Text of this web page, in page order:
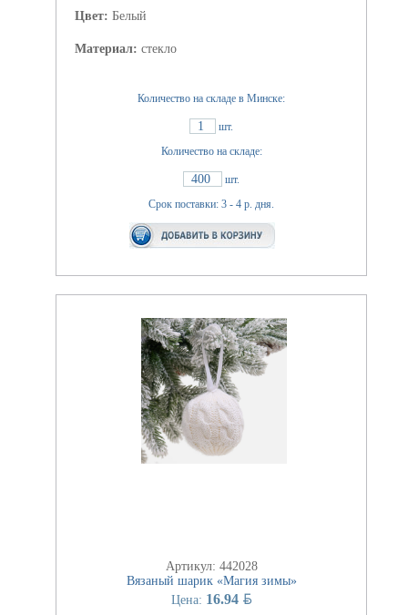
Цвет: Белый
Материал: стекло
Количество на складе в Минске:
1
шт.
Количество на складе:
400
шт.
Срок поставки: 3 - 4 р. дня.
Артикул: 442028
Вязаный шарик «Магия зимы»
Цена: 16.94 BYN